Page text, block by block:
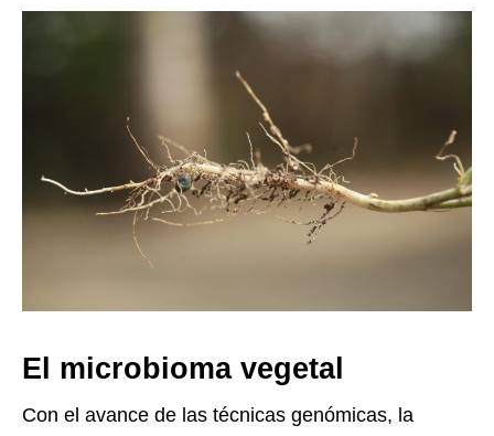
El microbioma vegetal
Con el avance de las técnicas genómicas, la